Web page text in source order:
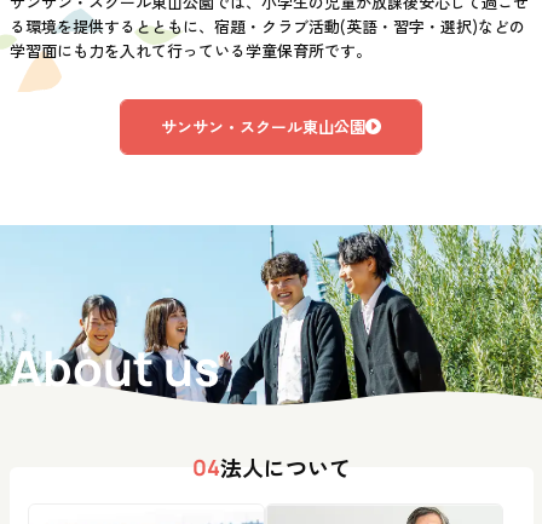
る環境を提供するとともに、宿題・クラブ活動(英語・習字・選択)などの
学習面にも力を入れて行っている学童保育所です。
サンサン・スクール東山公園
About us
04法人について